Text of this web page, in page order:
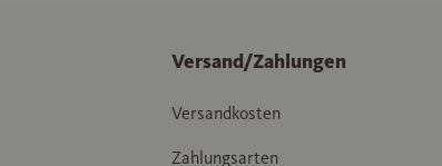
Versand/Zahlungen
Versandkosten
Zahlungsarten